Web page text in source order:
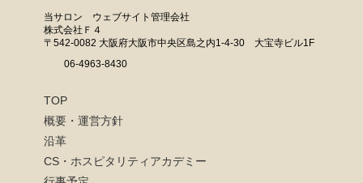
2025年01月15日 新春ゲスト 遠藤祐子様、宇野美香子様
2024年12月18日 特別ゲスト 藤村麻紀様、友情ゲスト 永田有吾様
2024年11月20日 特別ゲスト 田中壱征様
2024年09月18日 特別ゲスト 中野良美様、中野彰久様、車田一光様、寺井隆
敏様
2024年08月21日 特別ゲスト 大山一哲様
当サロン ウェブサイト管理会社
株式会社Ｆ４
〒542-0082 大阪府大阪市中央区島之内1-4-30 大宝寺ビル1F
06-4963-8430
TOP
概要・運営方針
沿革
CS・ホスピタリティアカデミー